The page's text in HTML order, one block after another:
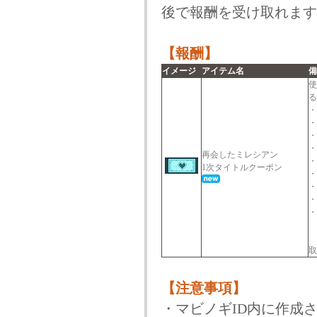
後で報酬を受け取れま
【報酬】
イメージ アイテム名
再会したミレシアン
1次タイトルクーポン
【注意事項】
・マビノギID内に作成